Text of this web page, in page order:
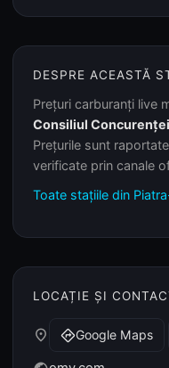
DESPRE ACEASTĂ
Prețuri carburanți live
Consiliul Concurenței
Prețurile sunt
verificate prin canale
Toate stațiile din
LOCAȚIE ȘI
place directionsGoogle Maps